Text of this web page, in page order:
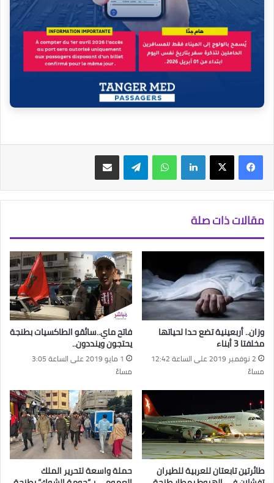
فيسبوك‫X لينكدإن واتساب تيلقرام مشاركة عبر البريد
مقالات ذات صلة
وزان.. أربعينية تضع حدا لحياتها
مخلفتا 3 أبناء
2 نوفمبر 2019 على الساعة 12:42
مساءً
فاتح ماي..سائقو الطاكسيات بطنجة
يحتجون وينددون..
1 مايو 2019 على الساعة 3:05
مساءً
طائرتين تابعتان للعربية للطيران حملة واسعة لتحرير الملك